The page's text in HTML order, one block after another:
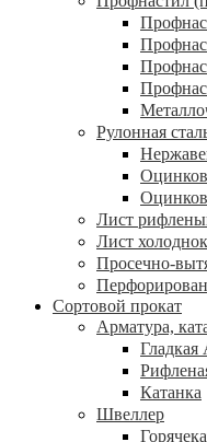
Рулонная
Лист
Лист
Просечно-
Сортовой прокат
Арматура,
Гладкая
Катанка
Швеллер